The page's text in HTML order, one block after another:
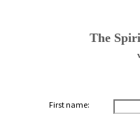
The
First name: